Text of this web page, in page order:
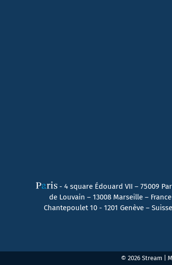
- 4 square Édouard VII – 75009
de Louvain – 13008 Marseille –
Chantepoulet 10 - 1201 Genève –
© 2026 Stream |